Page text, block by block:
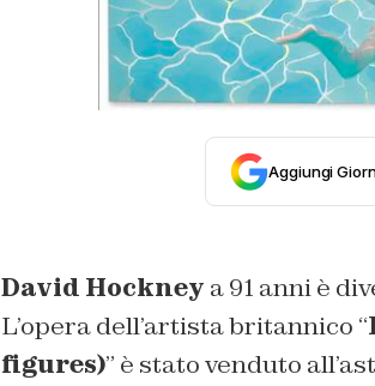
Aggiungi
David Hockney a 91 anni è
L’opera dell’artista britannico “
figures)” è stato venduto